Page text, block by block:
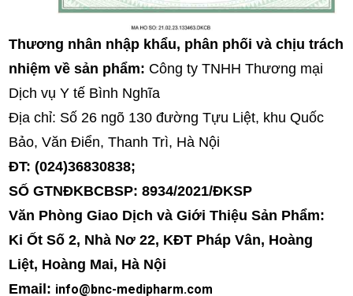
Thương nhân nhập khẩu, phân phối và chịu trách
nhiệm về sản phẩm: Công ty TNHH Thương mại
Dịch vụ Y tế Bình Nghĩa
Địa chỉ: Số 26 ngõ 130 đường Tựu Liệt, khu Quốc
Bảo, Văn Điển, Thanh Trì, Hà Nội
ĐT: (024)36830838;
SỐ GTNĐKBCBSP: 8934/2021/ĐKSP
Văn Phòng Giao Dịch và Giới Thiệu Sản Phẩm:
Ki Ốt Số 2, Nhà Nơ 22, KĐT Pháp Vân, Hoàng
Liệt, Hoàng Mai, Hà Nội
Email: info@bnc-medipharm.com